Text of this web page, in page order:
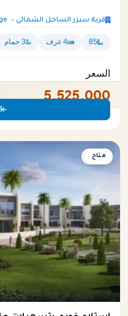
قرية سيزر الساحل الشمالي – Caesar North Coast Village
85 4 غرف 3 حمام
السعر
5,525,000
شاليه
متاح